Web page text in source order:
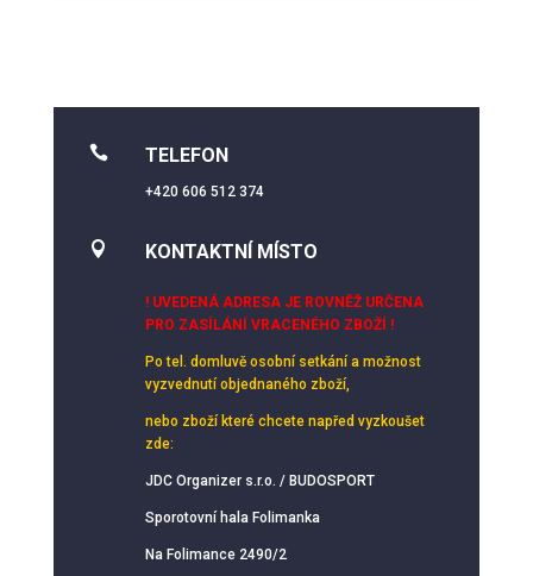
 TELEFON
+420 606 512 374
 KONTAKTNÍ MÍSTO
! UVEDENÁ ADRESA JE ROVNĚŽ URČENA
PRO ZASÍLÁNÍ VRACENÉHO ZBOŽÍ !
Po tel. domluvě osobní setkání a možnost
vyzvednutí objednaného zboží,
nebo zboží které chcete napřed vyzkoušet
zde:
JDC Organizer s.r.o. / BUDOSPORT
Sporotovní hala Folimanka
Na Folimance 2490/2